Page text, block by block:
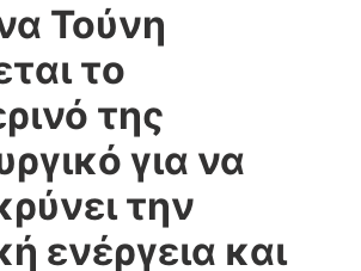
Τούνη
το
της
για να
την
ενέργεια και